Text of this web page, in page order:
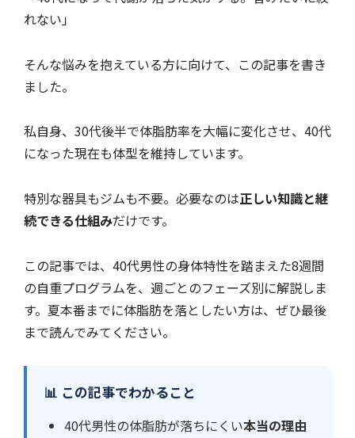
れない」
そんな悩みを抱えている方に向けて、この記事を書き
ました。
私自身、30代後半で体脂肪率を大幅に変化させ、40代
になった現在も体型を維持しています。
特別な器具もジムも不要。必要なのは正しい知識と継
続できる仕組みだけです。
この記事では、40代男性の身体特性を踏まえた8週間
の自重プログラムを、週ごとのフェーズ別に解説しま
す。夏本番までに体脂肪を落としたい方は、ぜひ最後
まで読んでみてください。
📊 この記事でわかること
40代男性の体脂肪が落ちにくい本当の理由